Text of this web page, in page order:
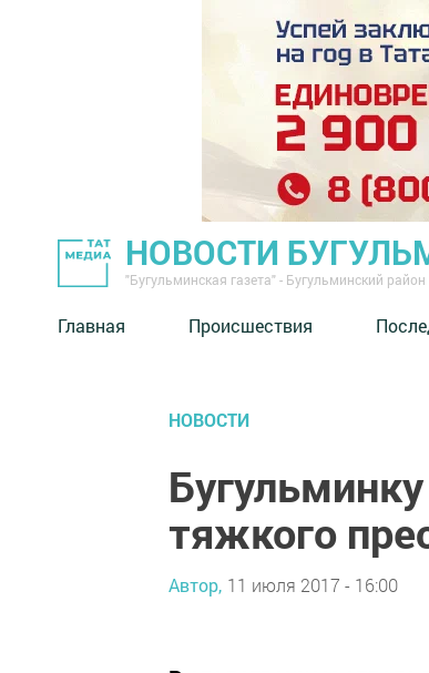
НОВОСТИ
"Бугульминская газета" - Бугульминский район
Главная Происшествия
НОВОСТИ
тяжкого
Автор, 11 июля 2017 - 16:00